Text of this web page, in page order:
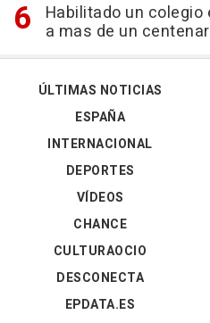
Habilitado un
a mas de un
ÚLTIMAS NOTICIAS
ESPAÑA
INTERNACIONAL
DEPORTES
VÍDEOS
CHANCE
CULTURAOCIO
DESCONECTA
EPDATA.ES